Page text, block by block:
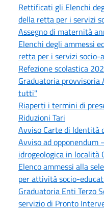
Rettificati gli Elenchi
della retta per i servizi
Assegno di maternità
Elenchi degli ammessi
retta per i servizi socio-
Refezione scolastica
Graduatoria provvisoria
tutti"
Riaperti i termini di
Riduzioni Tari
Avviso Carte di Identità
Avviso ad opponendum
idrogeologica in località
Elenco ammessi alla
per attività socio-
Graduatoria Enti Terzo
servizio di Pronto